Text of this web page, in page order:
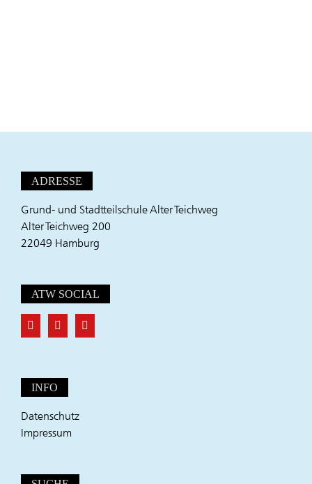
ADRESSE
Grund- und Stadtteilschule Alter Teichweg
Alter Teichweg 200
22049 Hamburg
ATW SOCIAL
INFO
Datenschutz
Impressum